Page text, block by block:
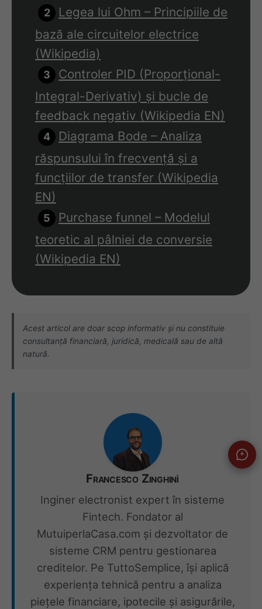
Legea lui Ohm – Principiile de
bază ale circuitelor electrice
(Wikipedia)
Controler PID (Proporțional-
Integral-Derivativ) și bucle de
feedback negativ (Wikipedia EN)
Diagrama Bode – Analiza
răspunsului în frecvență și a
funcțiilor de transfer (Wikipedia
EN)
Purchase funnel – Modelul
teoretic al pâlniei de conversie
(Wikipedia EN)
Acest articol are doar scop informativ și nu constituie
consultanță financiară, juridică, medicală sau de altă
natură.
Francesco Zinghinì
Inginer electronist expert în sisteme
Fintech. Fondator al
MutuiperlaCasa.com și dezvoltator de
sisteme CRM pentru gestionarea
creditelor. Pe TuttoSemplice, își aplică
experiența tehnică pentru a analiza
piețele financiare, ipotecile și asigurările,